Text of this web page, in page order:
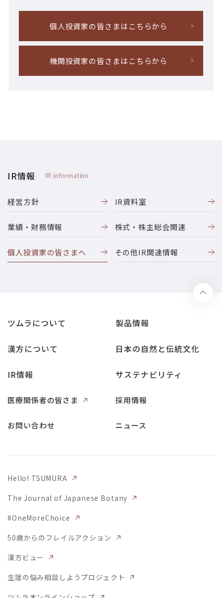
個人投資家の皆さまはこちらから
機関投資家の皆さまはこちらから
IR情報 IR information
経営方針 IR資料室
業績・財務情報 株式・株主総会関連
個人投資家の皆さまへ その他IR関連情報
ツムラについて 製品情報
漢方について 日本の自然と伝統文化
IR情報 サステナビリティ
医療関係者の皆さま 採用情報
お問い合わせ ニュース
Hello! TSUMURA
The Journal of Japanese Botany
#OneMoreChoice
50歳からのフレイルアクション
漢方ビュー
生理の悩み相談しようプロジェクト